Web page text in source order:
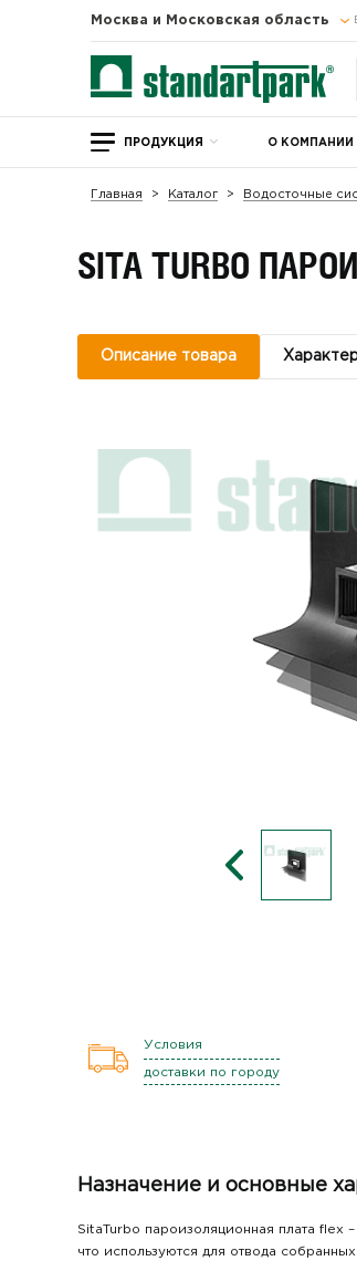
Москва и Московская область
ПРОДУКЦИЯ О КОМПАНИИ
Главная Каталог Водосточные
SITA TURBO
Описание товара
Условия
доставки по городу
Назначение и основные
SitaTurbo пароизоляционная плата flex
что используются для отвода